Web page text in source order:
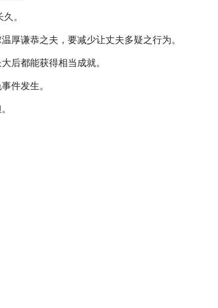
。
厚谦恭之夫，要减少让丈夫多疑之行为。
后都能获得相当成就。
件发生。